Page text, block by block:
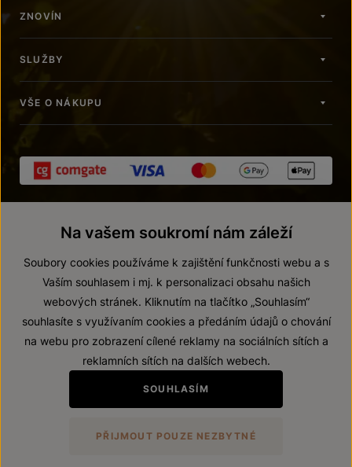
ZNOVÍN
SLUŽBY
VŠE O NÁKUPU
© 2026 ZNOVÍN ZNOJMO, a. s.
Prohlášení o přístupnosti
Zákaz prodeje alkoholických nápojů osobám mladším 18 let.
VytvořilwebProgress
Na vašem soukromí nám záleží
Soubory cookies používáme k zajištění funkčnosti webu a s
Vaším souhlasem i mj. k personalizaci obsahu našich
webových stránek. Kliknutím na tlačítko „Souhlasím“
souhlasíte s využívaním cookies a předáním údajů o chování
na webu pro zobrazení cílené reklamy na sociálních sítích a
reklamních sítích na dalších webech.
SOUHLASÍM
PŘIJMOUT POUZE NEZBYTNÉ